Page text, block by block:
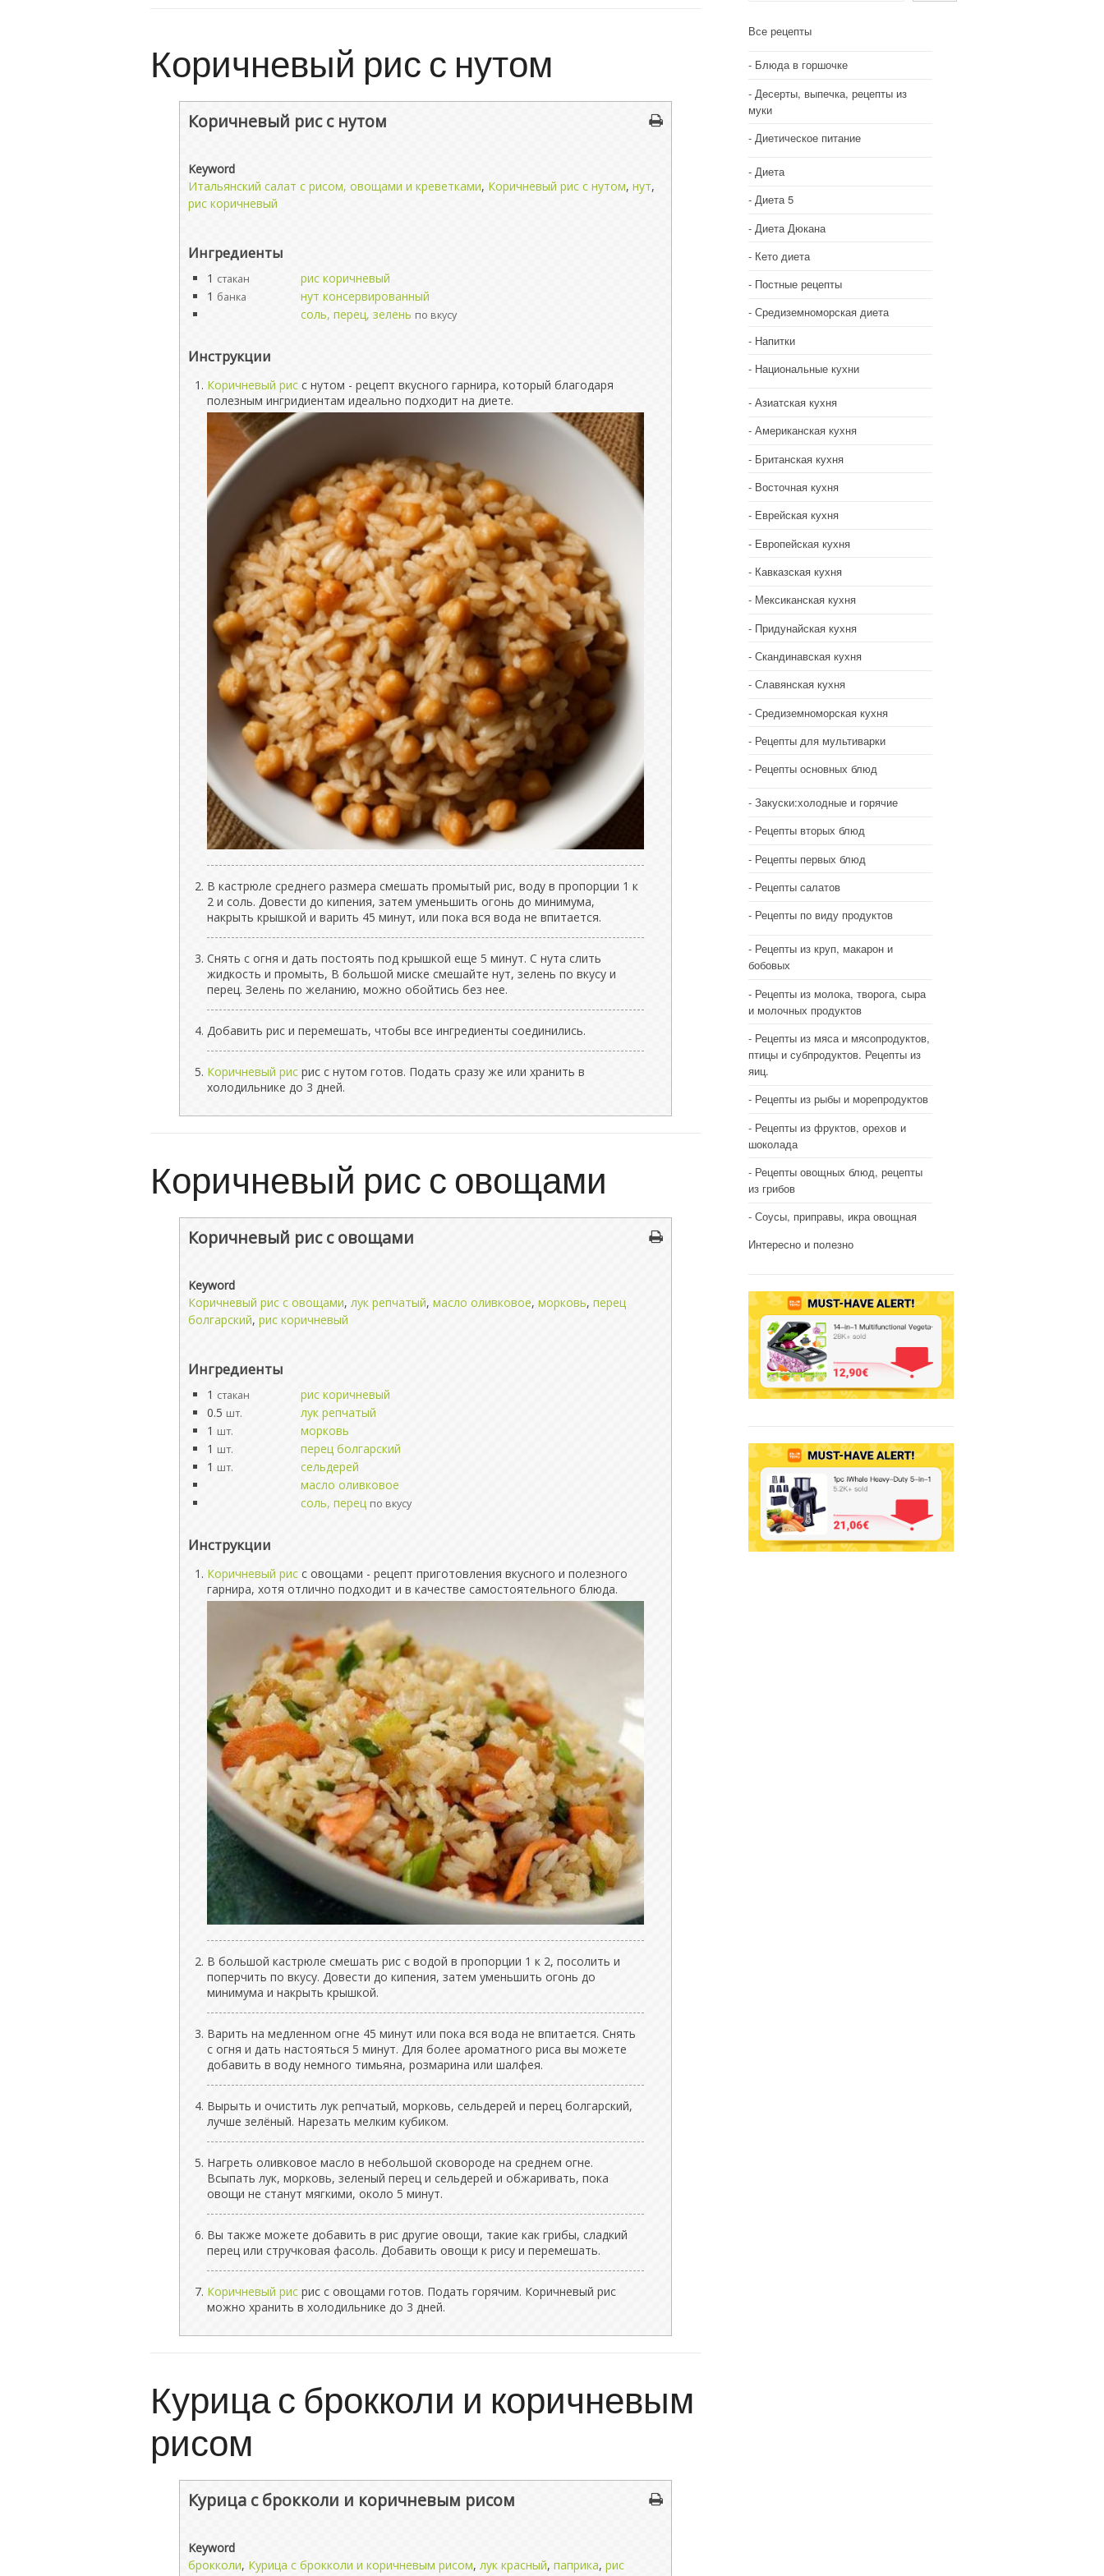
Коричневый рис с нутом
Коричневый рис с нутом
Keyword
Итальянский салат с рисом, овощами и креветками, Коричневый рис с нутом, нут,
рис коричневый
Ингредиенты
1 стакан
рис коричневый
1 банка
нут консервированный
соль, перец, зелень по вкусу
Инструкции
Коричневый рис с нутом - рецепт вкусного гарнира, который благодаря
полезным ингридиентам идеально подходит на диете.
В кастрюле среднего размера смешать промытый рис, воду в пропорции 1 к
2 и соль. Довести до кипения, затем уменьшить огонь до минимума,
накрыть крышкой и варить 45 минут, или пока вся вода не впитается.
Снять с огня и дать постоять под крышкой еще 5 минут. С нута слить
жидкость и промыть, В большой миске смешайте нут, зелень по вкусу и
перец. Зелень по желанию, можно обойтись без нее.
Добавить рис и перемешать, чтобы все ингредиенты соединились.
Коричневый рис рис с нутом готов. Подать сразу же или хранить в
холодильнике до 3 дней.
Коричневый рис с овощами
Коричневый рис с овощами
Keyword
Коричневый рис с овощами, лук репчатый, масло оливковое, морковь, перец
болгарский, рис коричневый
Ингредиенты
1 стакан
рис коричневый
0.5 шт.
лук репчатый
1 шт.
морковь
1 шт.
перец болгарский
1 шт.
сельдерей
масло оливковое
соль, перец по вкусу
Инструкции
Коричневый рис с овощами - рецепт приготовления вкусного и полезного
гарнира, хотя отлично подходит и в качестве самостоятельного блюда.
В большой кастрюле смешать рис с водой в пропорции 1 к 2, посолить и
поперчить по вкусу. Довести до кипения, затем уменьшить огонь до
минимума и накрыть крышкой.
Варить на медленном огне 45 минут или пока вся вода не впитается. Снять
с огня и дать настояться 5 минут. Для более ароматного риса вы можете
добавить в воду немного тимьяна, розмарина или шалфея.
Вырыть и очистить лук репчатый, морковь, сельдерей и перец болгарский,
лучше зелёный. Нарезать мелким кубиком.
Нагреть оливковое масло в небольшой сковороде на среднем огне.
Всыпать лук, морковь, зеленый перец и сельдерей и обжаривать, пока
овощи не станут мягкими, около 5 минут.
Вы также можете добавить в рис другие овощи, такие как грибы, сладкий
перец или стручковая фасоль. Добавить овощи к рису и перемешать.
Коричневый рис рис с овощами готов. Подать горячим. Коричневый рис
можно хранить в холодильнике до 3 дней.
Курица с брокколи и коричневым
рисом
Курица с брокколи и коричневым рисом
Keyword
брокколи, Курица с брокколи и коричневым рисом, лук красный, паприка, рис
Все рецепты
Блюда в горшочке
Десерты, выпечка, рецепты из
муки
Диетическое питание
Диета
Диета 5
Диета Дюкана
Кето диета
Постные рецепты
Средиземноморская диета
Напитки
Национальные кухни
Азиатская кухня
Американская кухня
Британская кухня
Восточная кухня
Еврейская кухня
Европейская кухня
Кавказская кухня
Мексиканская кухня
Придунайская кухня
Скандинавская кухня
Славянская кухня
Средиземноморская кухня
Рецепты для мультиварки
Рецепты основных блюд
Закуски:холодные и горячие
Рецепты вторых блюд
Рецепты первых блюд
Рецепты салатов
Рецепты по виду продуктов
Рецепты из круп, макарон и
бобовых
Рецепты из молока, творога, сыра
и молочных продуктов
Рецепты из мяса и мясопродуктов,
птицы и субпродуктов. Рецепты из
яиц.
Рецепты из рыбы и морепродуктов
Рецепты из фруктов, орехов и
шоколада
Рецепты овощных блюд, рецепты
из грибов
Соусы, приправы, икра овощная
Интересно и полезно